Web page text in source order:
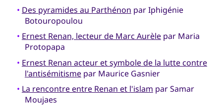
• Des pyramides au Parthénon par Iphigénie
Botouropoulou
• Ernest Renan, lecteur de Marc Aurèlepar Maria
Protopapa
• Ernest Renan acteur et symbole de la lutte contre
l'antisémitismepar Maurice Gasnier
• La rencontre entre Renan et l'islam par Samar
Moujaes